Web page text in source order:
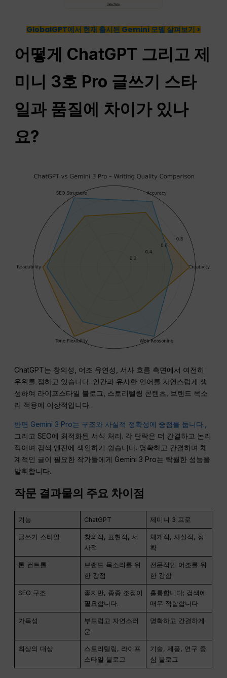
GlobalGPT에서 현재 출시된 Gemini 모델 살펴보기 >
어떻게 ChatGPT 그리고 제
미니 3호 Pro 글쓰기 스타
일과 품질에 차이가 있나
요?
ChatGPT는 창의성, 어조 유연성, 서사 흐름 측면에서 여전히
우위를 점하고 있습니다. 인간과 유사한 언어를 자연스럽게 생
성하여 라이프스타일 블로그, 스토리텔링 콘텐츠, 브랜드 목소
리 적용에 이상적입니다.
반면 Gemini 3 Pro는 구조와 사실적 정확성에 중점을 둡니다.,
그리고 SEO에 최적화된 서식 처리. 각 단락은 더 간결하고 논리
적이며 검색 엔진에 색인하기 쉽습니다. 명확하고 간결하며 체
계적인 글이 필요한 작가들에게 Gemini 3 Pro는 탁월한 성능을
발휘합니다.
작문 결과물의 주요 차이점
기능 ChatGPT 제미니 3 프로
글쓰기 스타일
창의적, 표현적, 서
사적
체계적, 사실적, 정
확
톤 컨트롤
브랜드 목소리를 위
한 강점
전문적인 어조를 위
한 강함
SEO 구조
좋지만, 종종 조정이
필요합니다.
훌륭합니다; 검색에
매우 적합합니다
가독성
부드럽고 자연스러
운
명확하고 간결하게
최상의 대상
스토리텔링, 라이프
스타일 블로그
기술, 제품, 연구 중
심 블로그